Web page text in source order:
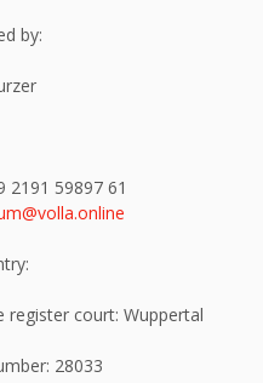
by:
2191 59897 61
register court: Wuppertal
28033